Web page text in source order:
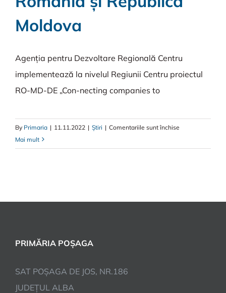
Moldova
Agenția pentru Dezvoltare Regională Centru
implementează la nivelul Regiunii Centru proiectul
RO-MD-DE „Con-necting companies to
By Primaria | 11.11.2022 | Știri | Comentariile sunt închise
Mai mult
PRIMĂRIA POȘAGA
SAT POȘAGA DE JOS, NR.186
JUDEȚUL ALBA